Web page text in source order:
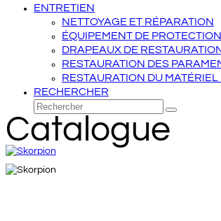
ENTRETIEN
NETTOYAGE ET RÉPARATION
ÉQUIPEMENT DE
DRAPEAUX DE
RESTAURATION DES
RESTAURATION DU
RECHERCHER
Rechercher
Envoyer
Catalogue